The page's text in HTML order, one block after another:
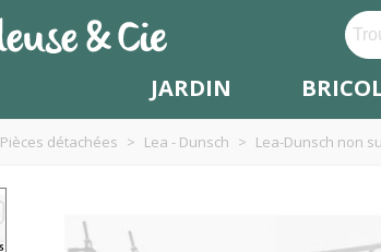
JARDIN
Pièces détachées > Lea - Dunsch > Lea-Dunsch non